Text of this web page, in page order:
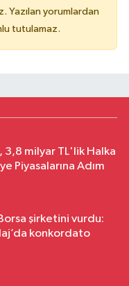
Yazılan yorumlardan
tutulamaz.
3,8 milyar TL'lik Halka
Piyasalarına Adım
şirketini vurdu:
konkordato